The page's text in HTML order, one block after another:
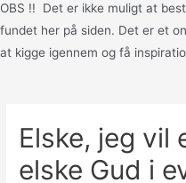
OBS !! Det er ikke muligt at
fundet her på siden. Det er et
at kigge igennem og få
Elske, jeg vil
elske Gud i